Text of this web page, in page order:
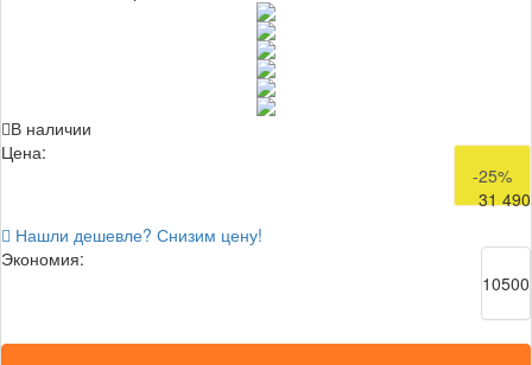
В наличии
Цена:
41 990
-25%
31 490
Нашли дешевле? Снизим цену!
Экономия:
10500